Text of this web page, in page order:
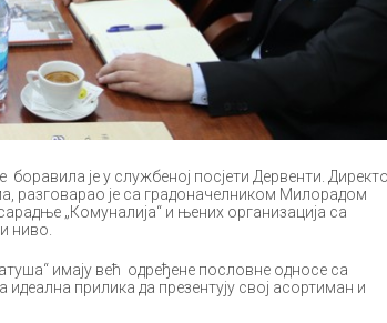
је у службеној посјети Дервенти.
разговарао је са градоначелником Милорадом
„Комуналија“ и њених организација са
ниво.
имају већ одређене пословне односе са
прилика да презентују свој асортиман и